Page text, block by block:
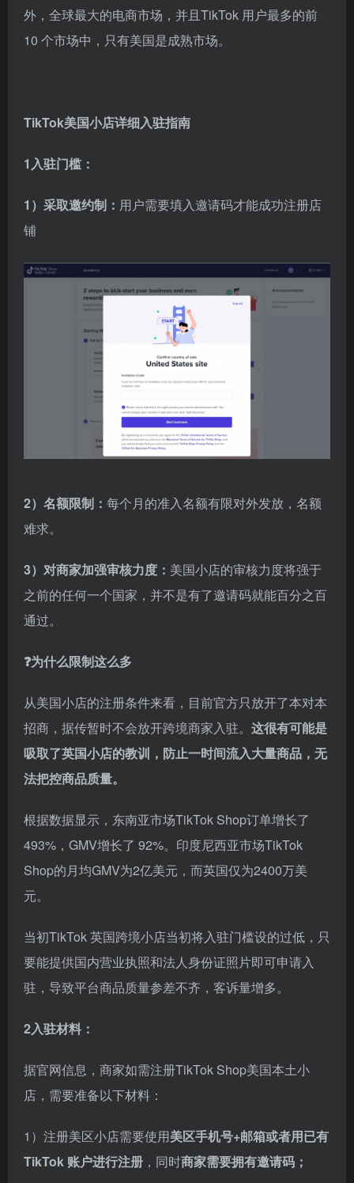
外，全球最大的电商市场，并且TikTok 用户最多的前
10 个市场中，只有美国是成熟市场。
TikTok美国小店详细入驻指南
1入驻门槛：
1）采取邀约制： 用户需要填入邀请码才能成功注册店
铺
2）名额限制： 每个月的准入名额有限对外发放，名额
难求。
3）对商家加强审核力度： 美国小店的审核力度将强于
之前的任何一个国家，并不是有了邀请码就能百分之百
通过。
❓为什么限制这么多
从美国小店的注册条件来看，目前官方只放开了本对本
招商，据传暂时不会放开跨境商家入驻。 这很有可能是
吸取了英国小店的教训，防止一时间流入大量商品，无
法把控商品质量。
根据数据显示，东南亚市场TikTok Shop订单增长了
493%，GMV增长了 92%。印度尼西亚市场TikTok
Shop的月均GMV为2亿美元，而英国仅为2400万美
元。
当初TikTok 英国跨境小店当初将入驻门槛设的过低，只
要能提供国内营业执照和法人身份证照片即可申请入
驻，导致平台商品质量参差不齐，客诉量增多。
2入驻材料：
据官网信息，商家如需注册TikTok Shop美国本土小
店，需要准备以下材料：
1）注册美区小店需要使用美区手机号+邮箱或者用已有
TikTok 账户进行注册 ，同时商家需要拥有邀请码；